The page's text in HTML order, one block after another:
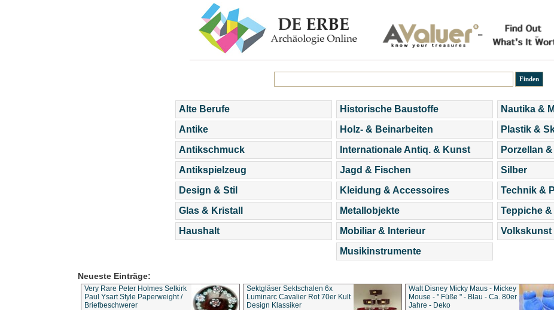
Alte Berufe
Antike
Antikschmuck
Antikspielzeug
Design & Stil
Glas & Kristall
Haushalt
Historische Baustoffe
Holz- & Beinarbeiten
Internationale Antiq. & Kunst
Jagd & Fischen
Kleidung & Accessoires
Metallobjekte
Mobiliar & Interieur
Musikinstrumente
Nautika &
Plastik &
Porzellan
Silber
Technik &
Teppiche
Volkskunst
Neueste Einträge:
Very Rare Peter Holmes Selkirk
Paul Ysart Style Paperweight /
Briefbeschwerer
Sektgläser Sektschalen 6x
Luminarc Cavalier Rot 70er Kult
Design Klassiker
Walt Disney Micky Maus - Mickey
Mouse - " Füße " - Blau - Ca. 80er
Jahre - Deko